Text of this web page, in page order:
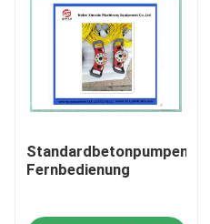
Fernbedienung